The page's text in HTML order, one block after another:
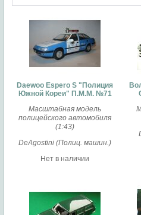
Daewoo Espero S "Полиция
Южной Кореи" П.М.М. №71
Масштабная модель
полицейского автомобиля
(1:43)
DeAgostini (Полиц. машин.)
Нет в наличии